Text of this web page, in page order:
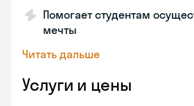
Помогает студентам
мечты
Читать дальше
Услуги и цены